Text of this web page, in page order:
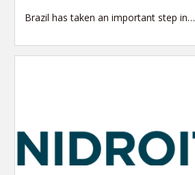
Brazil has taken an important step in…